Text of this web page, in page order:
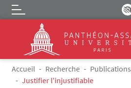
Aller au contenu principal
Logo
Fil d'Ariane
Accueil Recherche Publications
Justifier l'injustifiable